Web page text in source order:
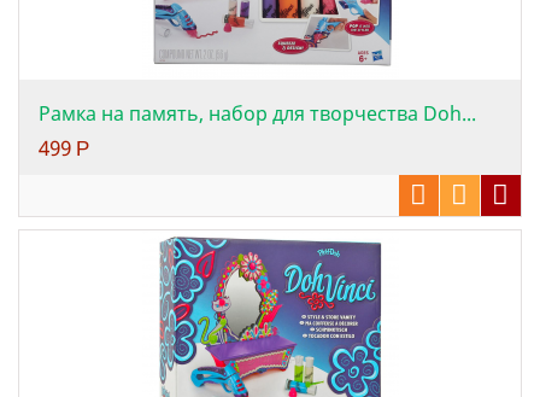
Рамка на память, набор для творчества Doh...
499 Р